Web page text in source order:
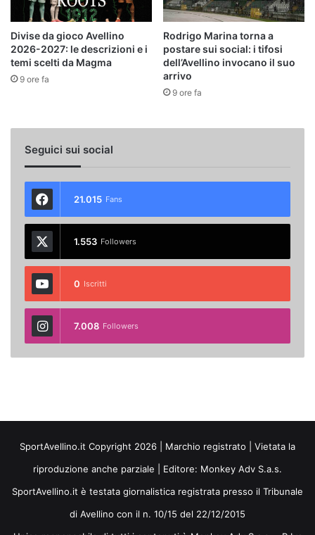
Divise da gioco Avellino
2026-2027: le descrizioni e i
temi scelti da Magma
9 ore fa
Rodrigo Marina torna a
postare sui social: i tifosi
dell’Avellino invocano il suo
arrivo
9 ore fa
Seguici sui social
21.015 Fans
1.553 Followers
0 Iscritti
7.008 Followers
SportAvellino.it Copyright 2026 | Marchio registrato | Vietata la
riproduzione anche parziale | Editore: Monkey Adv S.a.s.
SportAvellino.it è testata giornalistica registrata presso il Tribunale
di Avellino con il n. 10/15 del 22/12/2015